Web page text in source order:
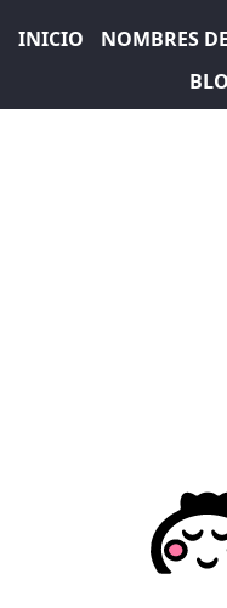
INICIO NOMBRES